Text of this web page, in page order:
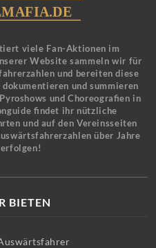
viele Fan-Aktionen im
Website sammeln wir für
und bereiten diese
und summieren
und Choreografien in
findet ihr nützliche
und auf den Vereinsseiten
über Jahre
BIETEN